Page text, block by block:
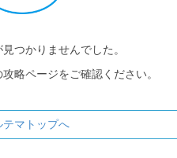
つかりませんでした。
略ページをご確認ください。
テマトップへ